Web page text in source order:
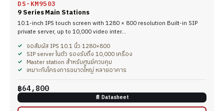
DS-KM9503
9 Series Main Stations
10.1-inch IPS touch screen with 1280 × 800 resolution Built-in SIP
private server, up to 10,000 video inter…
จอสัมผัส IPS 10.1 นิ้ว 1280×800
SIP server ในตัว รองรับถึง 10,000 เครื่อง
Master station สำหรับศูนย์ควบคุม
เหมาะกับโครงการขนาดใหญ่ หลายอาคาร
฿64,800
📄 Datasheet